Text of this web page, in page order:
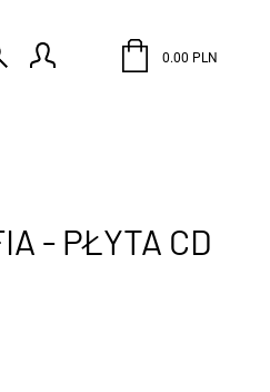
0.00 PLN
- PŁYTA CD